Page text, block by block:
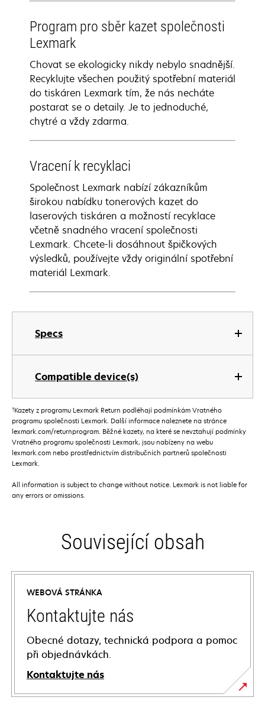
Specs
Compatible device(s)
Program pro sběr kazet společnosti
Lexmark
Chovat se ekologicky nikdy nebylo snadnější.
Recyklujte všechen použitý spotřební materiál
do tiskáren Lexmark tím, že nás necháte
postarat se o detaily. Je to jednoduché,
chytré a vždy zdarma.
Vracení k recyklaci
Společnost Lexmark nabízí zákazníkům
širokou nabídku tonerových kazet do
laserových tiskáren a možností recyklace
včetně snadného vracení společnosti
Lexmark. Chcete-li dosáhnout špičkových
výsledků, používejte vždy originální spotřební
materiál Lexmark.
†Kazety z programu Lexmark Return podléhají podmínkám Vratného
programu společnosti Lexmark. Další informace naleznete na stránce
lexmark.com/returnprogram. Běžné kazety, na které se nevztahují podmínky
Vratného programu společnosti Lexmark, jsou nabízeny na webu
lexmark.com nebo prostřednictvím distribučních partnerů společnosti
Lexmark.
All information is subject to change without notice. Lexmark is not liable for
any errors or omissions.
Související obsah
WEBOVÁ STRÁNKA
Kontaktujte nás
Obecné dotazy, technická podpora a pomoc
při objednávkách.
Kontaktujte nás